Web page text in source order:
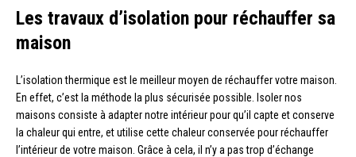
Les travaux d’isolation pour réchauffer sa
maison
L’isolation thermique est le meilleur moyen de réchauffer votre maison.
En effet, c’est la méthode la plus sécurisée possible. Isoler nos
maisons consiste à adapter notre intérieur pour qu’il capte et conserve
la chaleur qui entre, et utilise cette chaleur conservée pour réchauffer
l’intérieur de votre maison. Grâce à cela, il n’y a pas trop d’échange